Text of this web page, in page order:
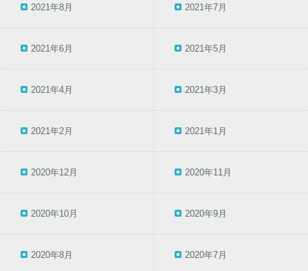
2021年8月 2021年7月
2021年6月 2021年5月
2021年4月 2021年3月
2021年2月 2021年1月
2020年12月 2020年11月
2020年10月 2020年9月
2020年8月 2020年7月